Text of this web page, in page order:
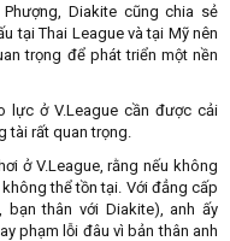
Diakite cũng chia sẻ
tại Thai League và tại Mỹ nên
trọng để phát triển một nền
lực ở V.League cần được cải
tài rất quan trọng.
ở V.League, rằng nếu không
thể tồn tại. Với đẳng cấp
thân với Diakite), anh ấy
phạm lỗi đâu vì bản thân anh